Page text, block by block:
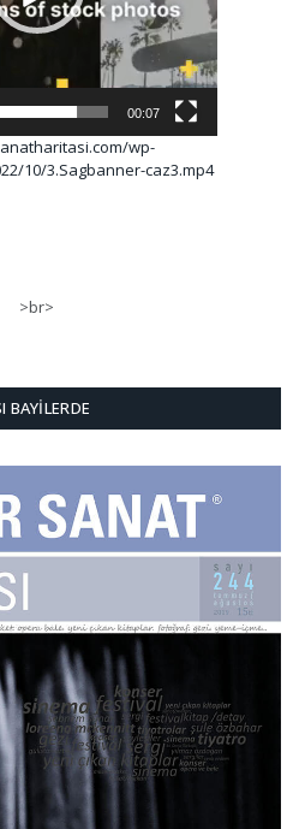
00:07
wp-
10/3.Sagbanner-caz3.mp4
>br>
BAYILERDE